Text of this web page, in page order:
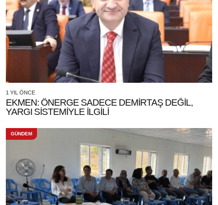
1 YIL ÖNCE
EKMEN: ÖNERGE SADECE DEMİRTAŞ DEĞİL,
YARGI SİSTEMİYLE İLGİLİ
GÜNDEM